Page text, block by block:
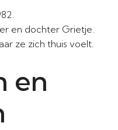
en dochter Grietje.
ze zich thuis voelt.
en